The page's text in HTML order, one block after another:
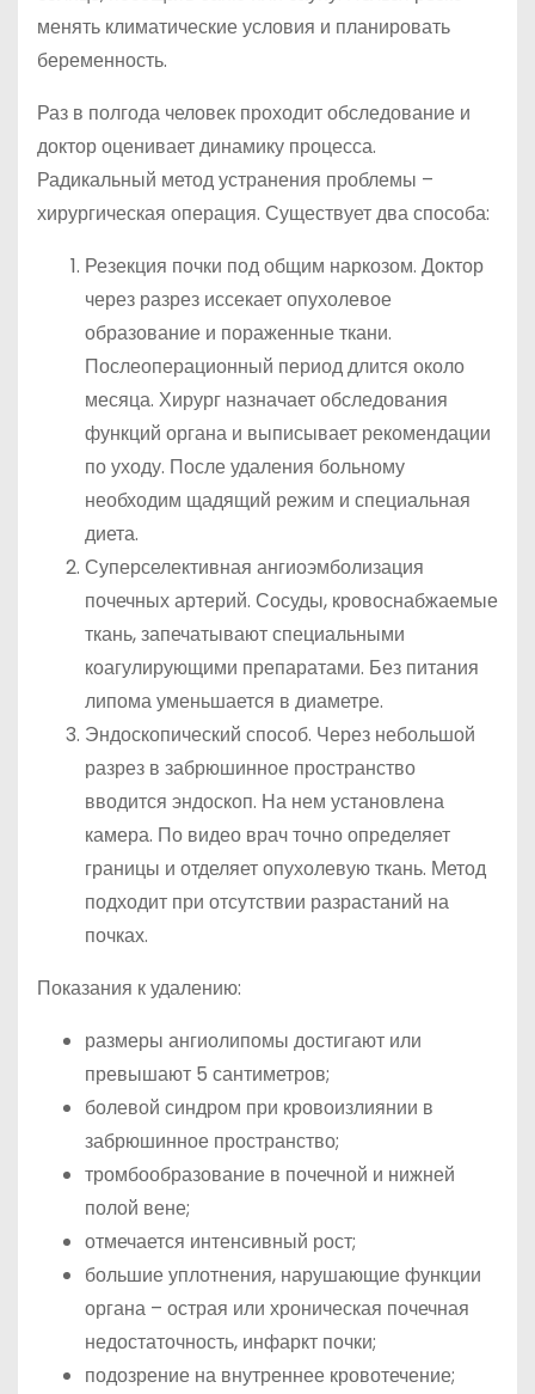
менять климатические условия и планировать
беременность.
Раз в полгода человек проходит обследование и
доктор оценивает динамику процесса.
Радикальный метод устранения проблемы –
хирургическая операция. Существует два способа:
Резекция почки под общим наркозом. Доктор
через разрез иссекает опухолевое
образование и пораженные ткани.
Послеоперационный период длится около
месяца. Хирург назначает обследования
функций органа и выписывает рекомендации
по уходу. После удаления больному
необходим щадящий режим и специальная
диета.
Суперселективная ангиоэмболизация
почечных артерий. Сосуды, кровоснабжаемые
ткань, запечатывают специальными
коагулирующими препаратами. Без питания
липома уменьшается в диаметре.
Эндоскопический способ. Через небольшой
разрез в забрюшинное пространство
вводится эндоскоп. На нем установлена
камера. По видео врач точно определяет
границы и отделяет опухолевую ткань. Метод
подходит при отсутствии разрастаний на
почках.
Показания к удалению:
размеры ангиолипомы достигают или
превышают 5 сантиметров;
болевой синдром при кровоизлиянии в
забрюшинное пространство;
тромбообразование в почечной и нижней
полой вене;
отмечается интенсивный рост;
большие уплотнения, нарушающие функции
органа – острая или хроническая почечная
недостаточность, инфаркт почки;
подозрение на внутреннее кровотечение;